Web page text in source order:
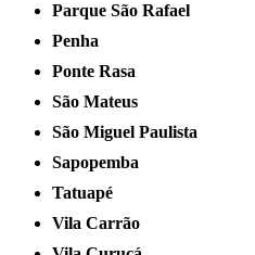
Parque São Rafael
Penha
Ponte Rasa
São Mateus
São Miguel Paulista
Sapopemba
Tatuapé
Vila Carrão